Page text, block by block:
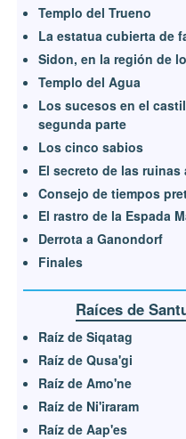
Templo del Trueno
La estatua cubierta de
Sidon, en la región de
Templo del Agua
Los sucesos en el
segunda parte
Los cinco sabios
El secreto de las ruinas
Consejo de tiempos
El rastro de la Espada
Derrota a Ganondorf
Finales
Raíces de
Raíz de Siqatag
Raíz de Qusa'gi
Raíz de Amo'ne
Raíz de Ni'iraram
Raíz de Aap'es